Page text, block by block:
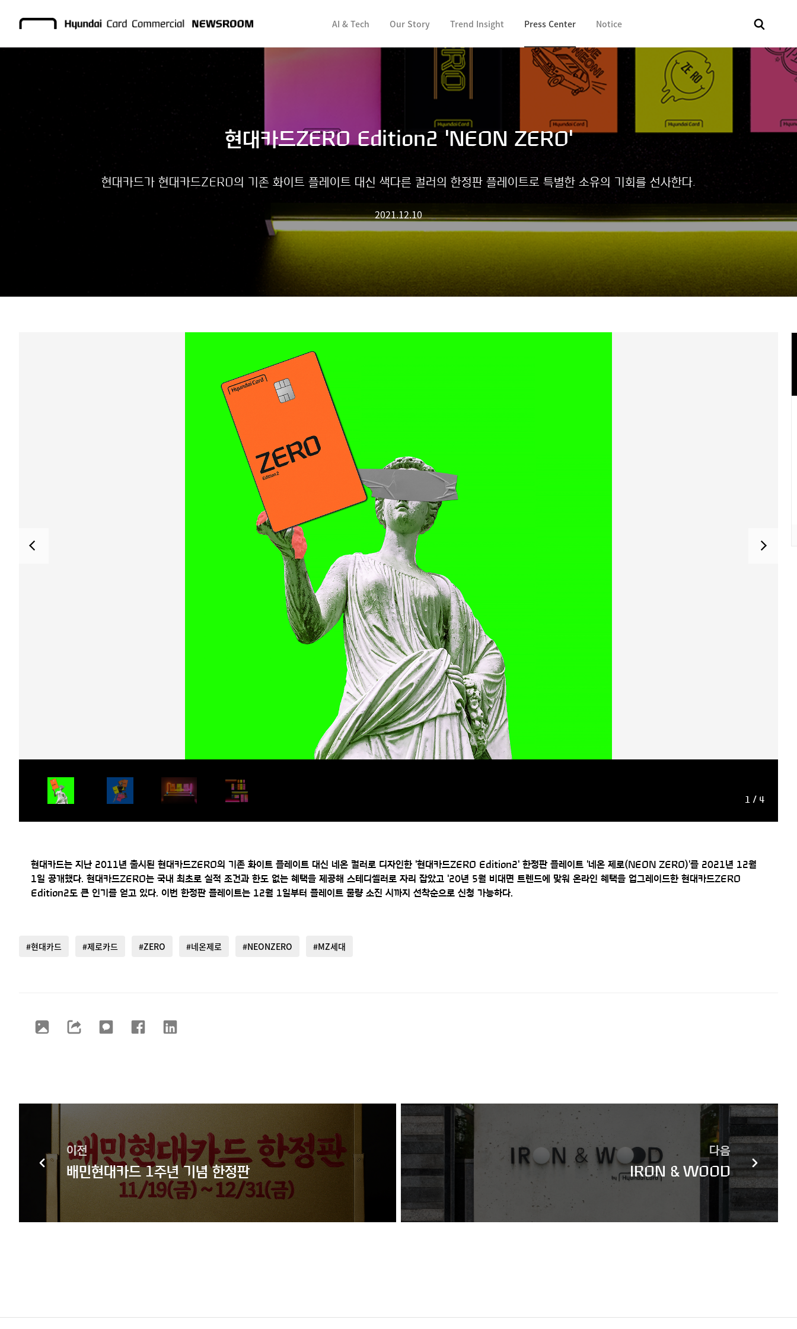
AI & Tech Our Story Trend Insight Press Center
전체 보도자료 Fact & Check Image Library In
Notice
현대카드ZERO Edition2 'NEON ZERO'
현대카드가 현대카드ZERO의 기존 화이트 플레이트 대신 색다른 컬러의 한정판 플레이트로 특별한 소유의 기회를 선사한다.
2021.12.10
1 / 4
현대카드는 지난 2011년 출시된 현대카드ZERO의 기존 화이트 플레이트 대신 네온 컬러로 디자인한 '현대카드ZERO Edition2' 한정판 플레이트 '네온 제로(NEON ZERO)'를 2021년 12월
1일 공개했다. 현대카드ZERO는 국내 최초로 실적 조건과 한도 없는 혜택을 제공해 스테디셀러로 자리 잡았고 '20년 5월 비대면 트렌드에 맞워 온라인 혜택을 업그레이드한 현대카드ZERO
Edition2도 큰 인기를 얻고 있다. 이번 한정판 플레이트는 12월 1일부터 플레이트 물량 소진 시까지 선착순으로 신청 가능하다.
#현대카드 #제로카드 #ZERO #네온제로 #NEONZERO #MZ세대
이전
배민현대카드 1주년 기념 한정판
다음
IRON & WOOD